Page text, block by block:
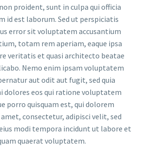
proident, sunt in culpa qui officia
id est laborum. Sed ut perspiciatis
error sit voluptatem accusantium
totam rem aperiam, eaque ipsa
veritatis et quasi architecto beatae
Nemo enim ipsam voluptatem
aut odit aut fugit, sed quia
dolores eos qui ratione voluptatem
porro quisquam est, qui dolorem
consectetur, adipisci velit, sed
modi tempora incidunt ut labore et
quaerat voluptatem.